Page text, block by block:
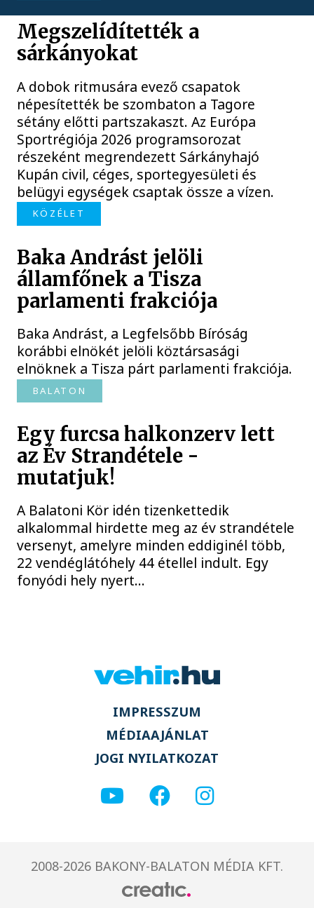
Megszelídítették a
sárkányokat
A dobok ritmusára evező csapatok
népesítették be szombaton a Tagore
sétány előtti partszakaszt. Az Európa
Sportrégiója 2026 programsorozat
részeként megrendezett Sárkányhajó
Kupán civil, céges, sportegyesületi és
belügyi egységek csaptak össze a vízen.
KÖZÉLET
Baka Andrást jelöli
államfőnek a Tisza
parlamenti frakciója
Baka Andrást, a Legfelsőbb Bíróság
korábbi elnökét jelöli köztársasági
elnöknek a Tisza párt parlamenti frakciója.
BALATON
Egy furcsa halkonzerv lett
az Év Strandétele -
mutatjuk!
A Balatoni Kör idén tizenkettedik
alkalommal hirdette meg az év strandétele
versenyt, amelyre minden eddiginél több,
22 vendéglátóhely 44 étellel indult. Egy
fonyódi hely nyert...
IMPRESSZUM
MÉDIAAJÁNLAT
JOGI NYILATKOZAT
2008-2026 BAKONY-BALATON MÉDIA KFT.